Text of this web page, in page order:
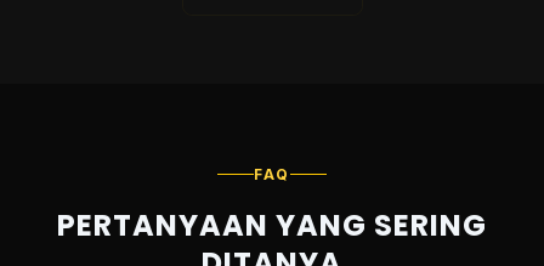
FAQ
PERTANYAAN YANG SERING